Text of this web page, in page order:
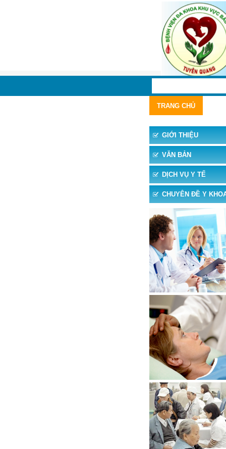
TRANG CHỦ
GIỚI THIỆU
VĂN BẢN
DỊCH VỤ Y TẾ
CHUYÊN ĐỀ Y